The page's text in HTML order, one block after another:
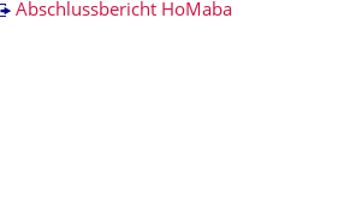
Abschlussbericht HoMaba